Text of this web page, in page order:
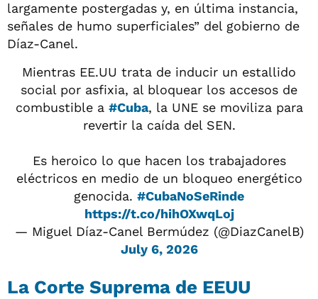
largamente postergadas y, en última instancia,
señales de humo superficiales” del gobierno de
Díaz-Canel.
Mientras EE.UU trata de inducir un estallido
social por asfixia, al bloquear los accesos de
combustible a #Cuba, la UNE se moviliza para
revertir la caída del SEN.
Es heroico lo que hacen los trabajadores
eléctricos en medio de un bloqueo energético
genocida. #CubaNoSeRinde
https://t.co/hihOXwqLoj
— Miguel Díaz-Canel Bermúdez (@DiazCanelB)
July 6, 2026
La Corte Suprema de EEUU